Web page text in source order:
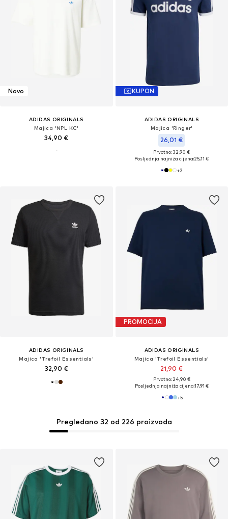
Novo
ADIDAS ORIGINALS
Majica 'NPL KC'
34,90 €
KUPON
ADIDAS ORIGINALS
Majica 'Ringer'
26,01 €
Prvotno: 32,90 €
Posljednja najniža cijena:25,11 €
+2
ADIDAS ORIGINALS
Majica 'Trefoil Essentials'
32,90 €
PROMOCIJA
ADIDAS ORIGINALS
Majica 'Trefoil Essentials'
21,90 €
Prvotno: 24,90 €
Posljednja najniža cijena:17,91 €
+5
Pregledano 32 od 226 proizvoda